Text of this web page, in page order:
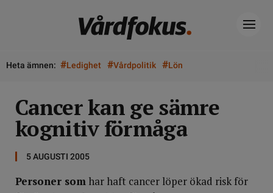
Heta ämnen: #Ledighet #Vårdpolitik #Lön
Cancer kan ge sämre
kognitiv förmåga
5 AUGUSTI 2005
Personer som har haft cancer löper ökad risk för